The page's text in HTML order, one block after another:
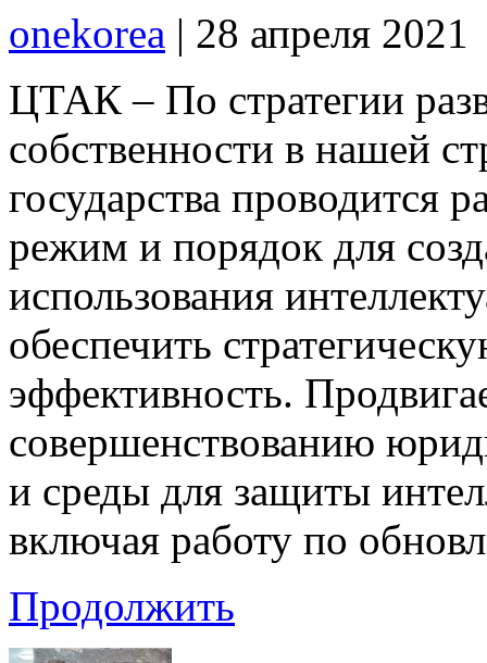
onekorea | 28 апреля 2021
ЦТАК – По стратегии
собственности в нашей
государства проводится
режим и порядок для
использования
обеспечить
эффективность.
совершенствованию
и среды для защиты
включая работу по
Продолжить